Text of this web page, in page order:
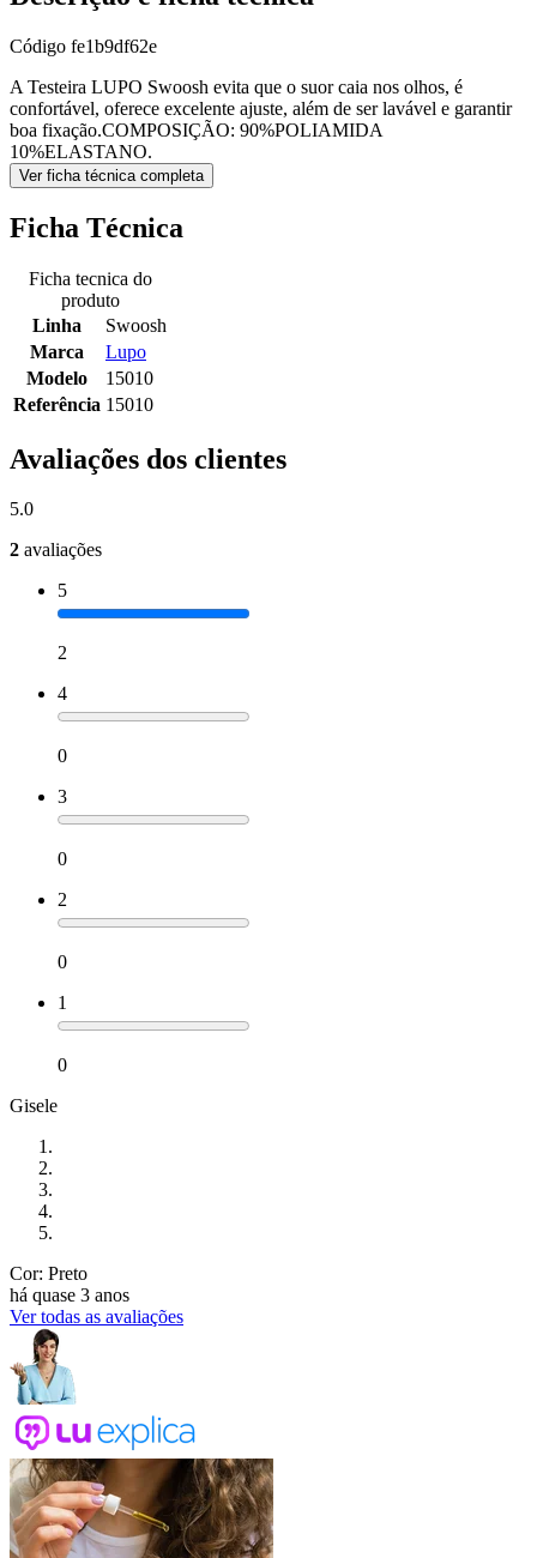
Código fe1b9df62e
A Testeira LUPO Swoosh evita que o suor caia nos olhos, é
confortável, oferece excelente ajuste, além de ser lavável e garantir
boa fixação.COMPOSIÇÃO: 90%POLIAMIDA
10%ELASTANO.
Ver ficha técnica completa
Ficha Técnica
Ficha tecnica do
produto
Linha
Swoosh
Marca
Lupo
Modelo
15010
Referência 15010
Avaliações dos clientes
5.0
2 avaliações
5
2
4
0
3
0
2
0
1
0
Gisele
Cor: Preto
há quase 3 anos
Ver todas as avaliações